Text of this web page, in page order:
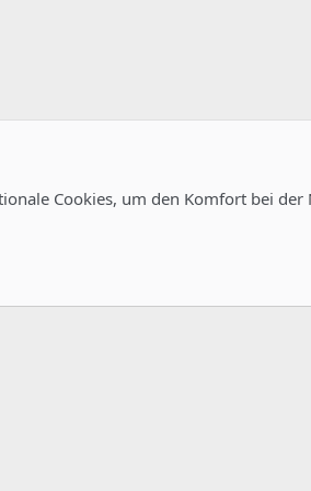
Cookies, um den Komfort bei der